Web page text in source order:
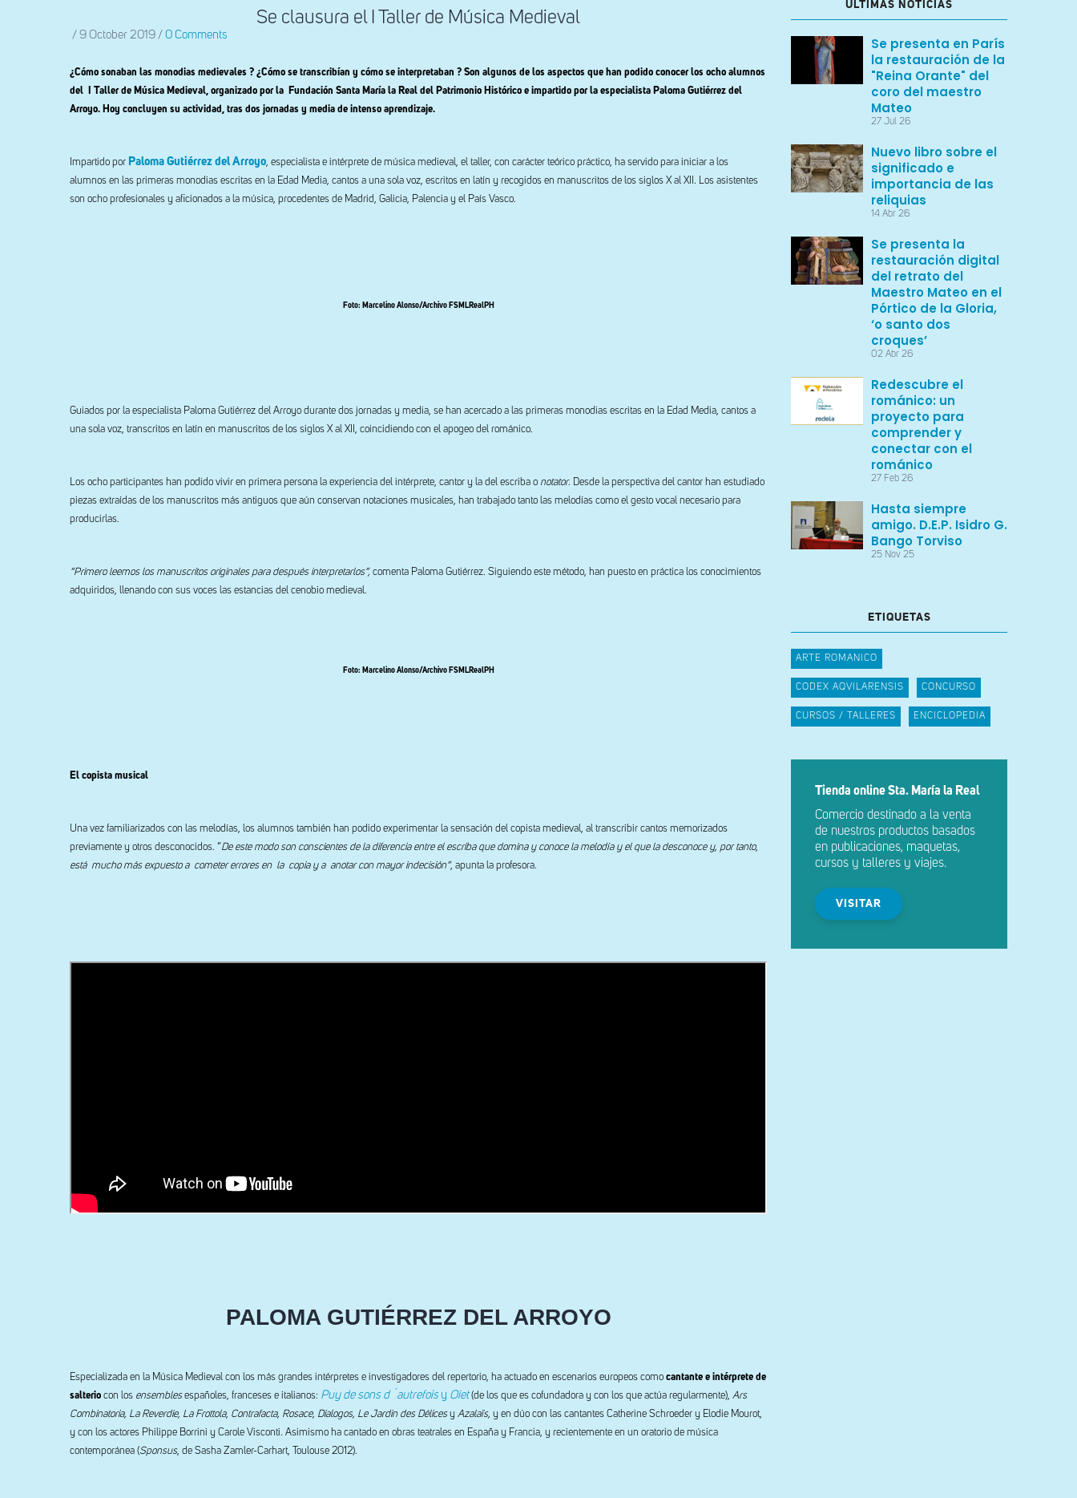
Se clausura el I Taller de Música Medieval
/ 9 October 2019 / 0 Comments
¿Cómo sonaban las monodias medievales ? ¿Cómo se transcribían y cómo se interpretaban ? Son algunos de los aspectos que han podido conocer los ocho alumnos
del I Taller de Música Medieval, organizado por la
Fundación Santa María la Real del Patrimonio Histórico e impartido por la especialista Paloma Gutiérrez del
Arroyo. Hoy concluyen su actividad, tras dos jornadas y media de intenso aprendizaje.
Impartido por Paloma Gutiérrez del Arroyo, especialista e intérprete de música medieval, el taller, con carácter teórico práctico, ha servido para iniciar a los
alumnos en las primeras monodias escritas en la Edad Media, cantos a una sola voz, escritos en latín y recogidos en manuscritos de los siglos X al XII. Los asistentes
son ocho profesionales y aficionados a la música, procedentes de Madrid, Galicia, Palencia y el País Vasco.
Foto: Marcelino Alonso/Archivo FSMLRealPH
Guiados por la especialista Paloma Gutiérrez del Arroyo durante dos jornadas y media, se han acercado a las primeras monodias escritas en la Edad Media, cantos a
una sola voz, transcritos en latín en manuscritos de los siglos X al XII, coincidiendo con el apogeo del románico.
Los ocho participantes han podido vivir en primera persona la experiencia del intérprete, cantor y la del escriba o notator. Desde la perspectiva del cantor han estudiado
piezas extraídas de los manuscritos más antiguos que aún conservan notaciones musicales, han trabajado tanto las melodías como el gesto vocal necesario para
producirlas.
“Primero leemos los manuscritos originales para después interpretarlos”, comenta Paloma Gutiérrez. Siguiendo este método, han puesto en práctica los conocimientos
adquiridos, llenando con sus voces las estancias del cenobio medieval.
Foto: Marcelino Alonso/Archivo FSMLRealPH
El copista musical
Una vez familiarizados con las melodías, los alumnos también han podido experimentar la sensación del copista medieval, al transcribir cantos memorizados
previamente y otros desconocidos. “De este modo son conscientes de la diferencia entre el escriba que domina y conoce la melodía y el que la desconoce y, por tanto,
está mucho más expuesto a cometer errores en la copia y a anotar con mayor indecisión”, apunta la profesora.
PALOMA GUTIÉRREZ DEL ARROYO
Especializada en la Música Medieval con los más grandes intérpretes e investigadores del repertorio, ha actuado en escenarios europeos como cantante e intérprete de
salterio con los ensemblesespañoles, franceses e italianos: Puy de sons d´autrefoisy Oiet(de los que es cofundadora y con los que actúa regularmente), Ars
Combinatoria, La Reverdie, La Frottola, Contrafacta, Rosace, Dialogos, Le Jardin des Délicesy Azalaïs, y en dúo con las cantantes Catherine Schroeder y Elodie Mourot,
y con los actores Philippe Borrini y Carole Visconti. Asimismo ha cantado en obras teatrales en España y Francia, y recientemente en un oratorio de música
contemporánea (Sponsus, de Sasha Zamler-Carhart, Toulouse 2012).
ULTIMAS NOTICIAS
Se presenta en París
la restauración de la
"Reina Orante" del
coro del maestro
Mateo
27 Jul 26
Nuevo libro sobre el
significado e
importancia de las
reliquias
14 Abr 26
Se presenta la
restauración digital
del retrato del
Maestro Mateo en el
Pórtico de la Gloria,
‘o santo dos
croques’
02 Abr 26
Redescubre el
románico: un
proyecto para
comprender y
conectar con el
románico
27 Feb 26
Hasta siempre
amigo. D.E.P. Isidro G.
Bango Torviso
25 Nov 25
ETIQUETAS
ARTE ROMANICO
CODEX AQVILARENSIS CONCURSO
CURSOS / TALLERES ENCICLOPEDIA
Tienda online Sta. María la Real
Comercio destinado a la venta
de nuestros productos basados
en publicaciones, maquetas,
cursos y talleres y viajes.
VISITAR